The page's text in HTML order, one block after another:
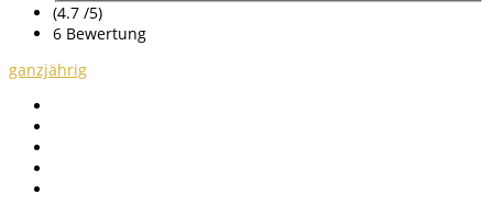
(4.7 /5)
6 Bewertung
ganzjährig